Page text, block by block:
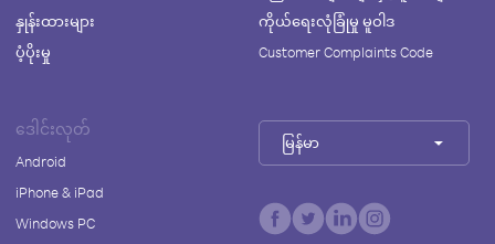
နှုန်းထားများ
ပံ့ပိုးမှု
ကိုယ်ရေးလုံခြုံမှု မူဝါဒ
Customer Complaints Code
ဒေါင်းလုတ်
Android
iPhone & iPad
Windows PC
မြန်မာ